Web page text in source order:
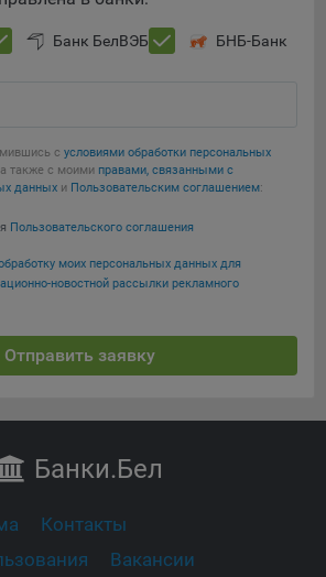
Банк БелВЭБ БНБ-Банк
с условиями обработки персональных
а также с моими правами, связанными с
данных и Пользовательским соглашением:
Пользовательского соглашения
моих персональных данных для
новостной рассылки рекламного
Отправить заявку
Банки.Бел
Контакты
Вакансии